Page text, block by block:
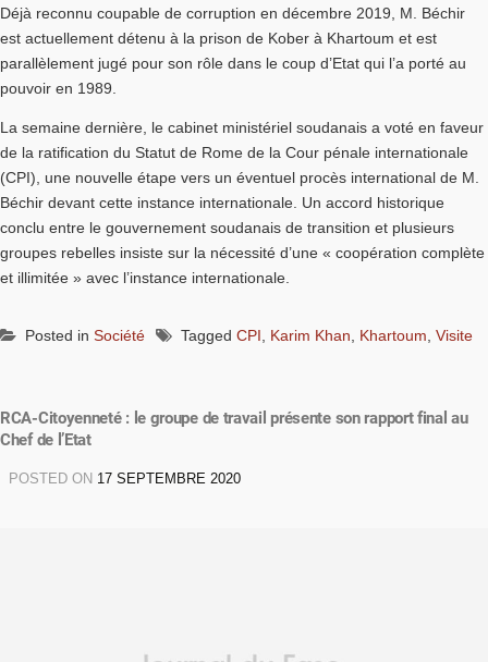
Déjà reconnu coupable de corruption en décembre 2019, M. Béchir
est actuellement détenu à la prison de Kober à Khartoum et est
parallèlement jugé pour son rôle dans le coup d’Etat qui l’a porté au
pouvoir en 1989.
La semaine dernière, le cabinet ministériel soudanais a voté en faveur
de la ratification du Statut de Rome de la Cour pénale internationale
(CPI), une nouvelle étape vers un éventuel procès international de M.
Béchir devant cette instance internationale. Un accord historique
conclu entre le gouvernement soudanais de transition et plusieurs
groupes rebelles insiste sur la nécessité d’une « coopération complète
et illimitée » avec l’instance internationale.
Posted in Société Tagged CPI, Karim Khan, Khartoum, Visite
RCA-Citoyenneté : le groupe de travail présente son rapport final au
Chef de l’Etat
POSTED ON 17 SEPTEMBRE 2020